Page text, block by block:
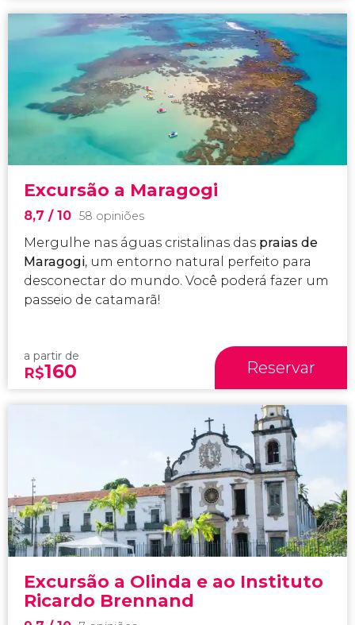
Excursão a Maragogi
8,7 / 10 58 opiniões
Mergulhe nas águas cristalinas das praias de
Maragogi, um entorno natural perfeito para
desconectar do mundo. Você poderá fazer um
passeio de catamarã!
a partir de
R$160 Reservar
Excursão a Olinda e ao Instituto
Ricardo Brennand